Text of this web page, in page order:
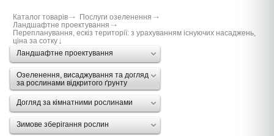
Каталог товарів
Послуги озеленення
Ландшафтне проектування
Перепланування, ескіз території: з урахуванням існуючих насаджень,
ціна за сотку
Ландшафтне проектування
Озеленення, висаджування та догляд
за рослинами відкритого ґрунту
Догляд за кімнатними рослинами
Зимове зберігання рослин